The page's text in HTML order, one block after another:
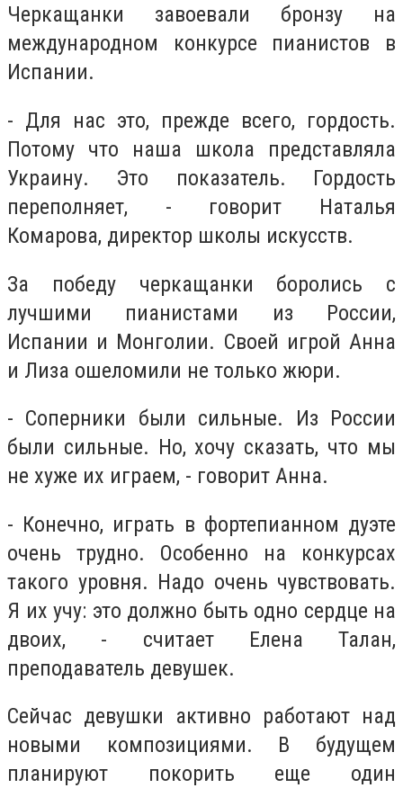
Черкащанки завоевали бронзу на
международном конкурсе пианистов в
Испании.
- Для нас это, прежде всего, гордость.
Потому что наша школа представляла
Украину. Это показатель. Гордость
переполняет, - говорит Наталья
Комарова, директор школы искусств.
За победу черкащанки боролись с
лучшими пианистами из России,
Испании и Монголии. Своей игрой Анна
и Лиза ошеломили не только жюри.
- Соперники были сильные. Из России
были сильные. Но, хочу сказать, что мы
не хуже их играем, - говорит Анна.
- Конечно, играть в фортепианном дуэте
очень трудно. Особенно на конкурсах
такого уровня. Надо очень чувствовать.
Я их учу: это должно быть одно сердце на
двоих, - считает Елена Талан,
преподаватель девушек.
Сейчас девушки активно работают над
новыми композициями. В будущем
планируют покорить еще один